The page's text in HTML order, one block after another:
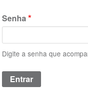
Senha
Digite a senha que